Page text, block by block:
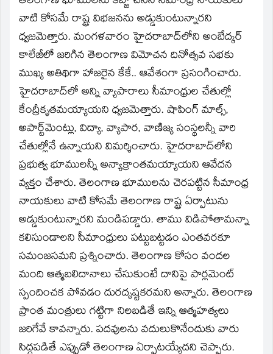
వాటి కోసమే రాష్ట్ర విభజనను అడ్డుకుంటున్నారని
ధ్వజమెత్తారు. మంగళవారం హైదరాబాద్‌లోని అంబేద్కర్‌
కాలేజీలో జరిగిన తెలంగాణ విమోచన దినోత్సవ సభకు
ముఖ్య అతిథిగా హాజరైన కేకే.. ఆవేశంగా ప్రసంగించారు.
హైదరాబాద్‌లో అన్ని వ్యాపారాలు సీమాంధ్రుల చేతుల్లో
కేంద్రీకృతమయ్యాయని ధ్వజమెత్తారు. షాపింగ్‌ మాల్స్‌,
అపార్ట్‌మెంట్లు, విద్యా, వ్యాపార, వాణిజ్య సంస్థలన్నీ వారి
చేతుల్లోనే ఉన్నాయని విమర్శించారు. హైదరాబాద్‌లోని
ప్రభుత్వ భూములన్నీ అన్యాక్రాంతమయ్యాయని ఆవేదన
వ్యక్తం చేశారు. తెలంగాణ భూములను చెరపట్టిన సీమాంధ్ర
నాయకులు వాటి కోసమే తెలంగాణ రాష్ట్ర ఏర్పాటును
అడ్డుకుంటున్నారని మండిపడ్డారు. తాము విడిపోతామన్నా
కలిసుండాలని సీమాంధ్రులు పట్టుబట్టడం ఎంతవరకూ
సమంజసమని ప్రశ్నించారు. తెలంగాణ కోసం వందల
మంది ఆత్మబలిదానాలు చేసుకుంటే దానిపై పార్లమెంట్‌
స్పందించక పోవడం దురదృష్టకరమని అన్నారు. తెలంగాణ
ప్రాంత మంత్రులు గట్టిగా నిలబడితే ఇన్ని ఆత్మహత్యలు
జరిగేవే కావన్నారు. పదవులను వదులుకొనేందుకు వారు
సిద్ధపడితే ఎప్పుడో తెలంగాణ ఏర్పాటయ్యేదని చెప్పారు.